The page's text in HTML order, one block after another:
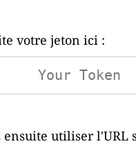
votre jeton ici :
ensuite utiliser l'URL